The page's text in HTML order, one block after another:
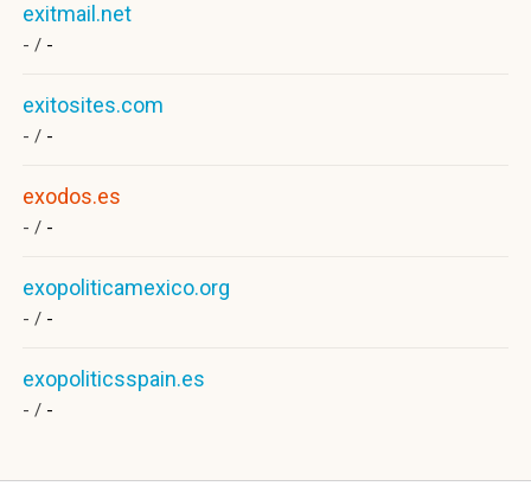
exitmail.net
- / -
exitosites.com
- / -
exodos.es
- / -
exopoliticamexico.org
- / -
exopoliticsspain.es
- / -